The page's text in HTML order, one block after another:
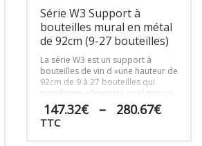
Série W3 Support à
bouteilles mural en métal
de 92cm (9-27 bouteilles)
La série W3 est un support à
bouteilles de vin d »une hauteur de
92cm de 9 à 27 bouteilles qui
transforme n’importe quel mur en
design moderne.
147.32€ – 280.67€
TTC